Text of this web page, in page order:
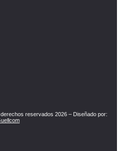
reservados 2026 – Diseñado por: